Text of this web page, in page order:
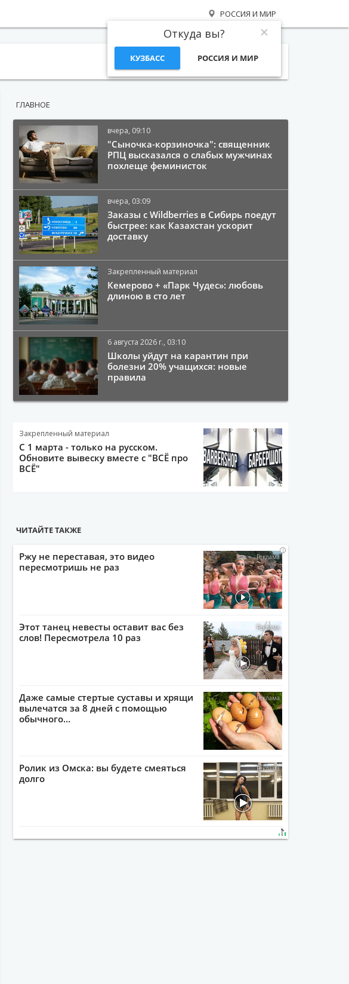
РОССИЯ И МИР
Откуда вы?
КУЗБАСС РОССИЯ И МИР
ГЛАВНОЕ
вчера, 09:10
"Сыночка-корзиночка": священник
РПЦ высказался о слабых мужчинах
похлеще феминисток
вчера, 03:09
Заказы с Wildberries в Сибирь поедут
быстрее: как Казахстан ускорит
доставку
Закрепленный материал
Кемерово + «Парк Чудес»: любовь
длиною в сто лет
6 августа 2026 г., 03:10
Школы уйдут на карантин при
болезни 20% учащихся: новые
правила
Закрепленный материал
С 1 марта - только на русском.
Обновите вывеску вместе с "ВСЁ про
ВСЁ"
ЧИТАЙТЕ ТАКЖЕ
i
Ржу не переставая, это видео
пересмотришь не раз
i
Этот танец невесты оставит вас без
слов! Пересмотрела 10 раз
i
Даже самые стертые суставы и хрящи
вылечатся за 8 дней с помощью
обычного…
i
Ролик из Омска: вы будете смеяться
долго